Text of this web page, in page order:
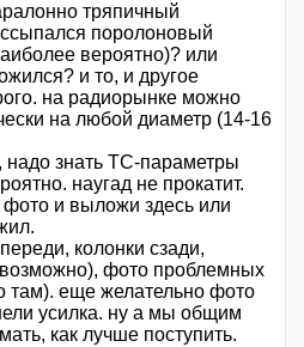
тряпичный
поролоновый
вероятно)? или
и то, и другое
на радиорынке можно
на любой диаметр (14-16
надо знать ТС-параметры
наугад не прокатит.
и выложи здесь или
колонки сзади,
возможно), фото проблемных
там). еще желательно фото
усилка. ну а мы общим
как лучше поступить.